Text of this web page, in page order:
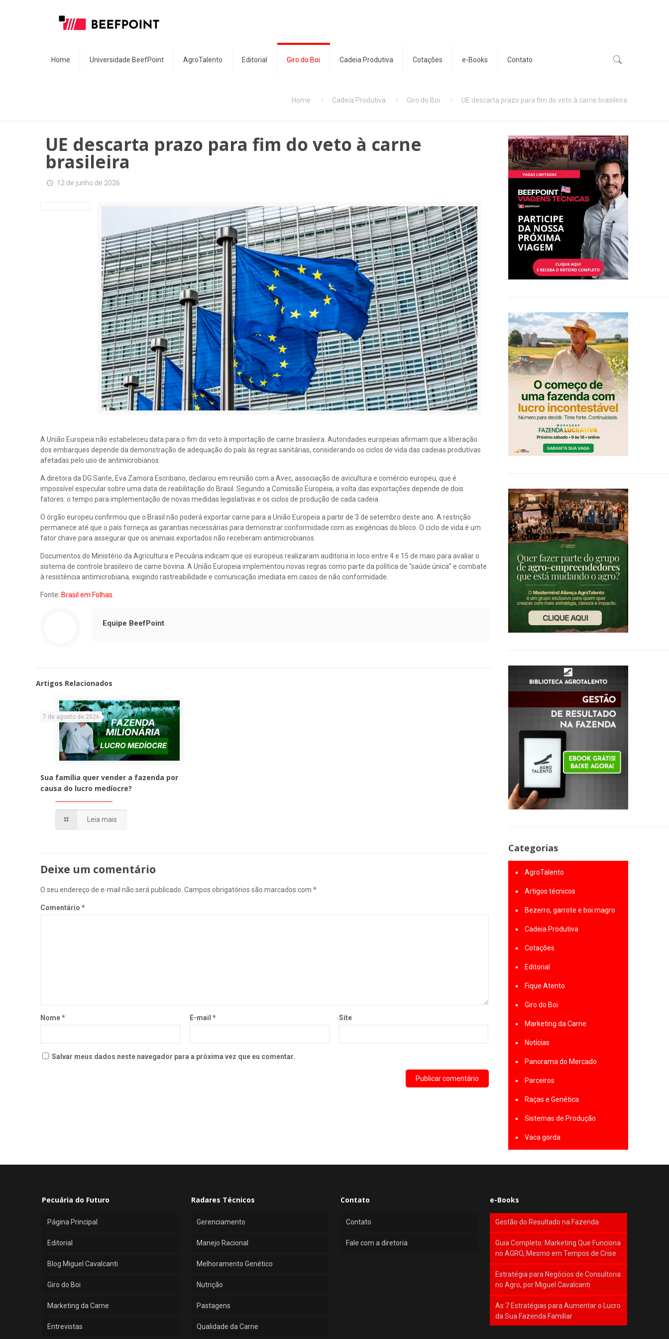
Home Universidade BeefPoint AgroTalento Editorial Giro do Boi Cadeia Produtiva Cotações e-Books Contato
Home Cadeia Produtiva Giro do Boi UE descarta prazo para fim do veto à carne brasileira
UE descarta prazo para fim do veto à carne
brasileira
12 de junho de 2026
A União Europeia não estabeleceu data para o fim do veto à importação de carne brasileira. Autoridades europeias afirmam que a liberação
dos embarques depende da demonstração de adequação do país às regras sanitárias, considerando os ciclos de vida das cadeias produtivas
afetadas pelo uso de antimicrobianos.
A diretora da DG Sante, Eva Zamora Escribano, declarou em reunião com a Avec, associação de avicultura e comércio europeu, que é
impossível especular sobre uma data de reabilitação do Brasil. Segundo a Comissão Europeia, a volta das exportações depende de dois
fatores: o tempo para implementação de novas medidas legislativas e os ciclos de produção de cada cadeia.
O órgão europeu confirmou que o Brasil não poderá exportar carne para a União Europeia a partir de 3 de setembro deste ano. A restrição
permanece até que o país forneça as garantias necessárias para demonstrar conformidade com as exigências do bloco. O ciclo de vida é um
fator chave para assegurar que os animais exportados não receberam antimicrobianos.
Documentos do Ministério da Agricultura e Pecuária indicam que os europeus realizaram auditoria in loco entre 4 e 15 de maio para avaliar o
sistema de controle brasileiro de carne bovina. A União Europeia implementou novas regras como parte da política de “saúde única” e combate
à resistência antimicrobiana, exigindo rastreabilidade e comunicação imediata em casos de não conformidade.
Fonte: Brasil em Folhas.
Equipe BeefPoint
Artigos Relacionados
7 de agosto de 2026
Sua família quer vender a fazenda por
causa do lucro medíocre?
Leia mais
Deixe um comentário
O seu endereço de e-mail não será publicado. Campos obrigatórios são marcados com*
Comentário*
Nome* E-mail* Site
Salvar meus dados neste navegador para a próxima vez que eu comentar.
Categorias
AgroTalento
Artigos técnicos
Bezerro, garrote e boi magro
Cadeia Produtiva
Cotações
Editorial
Fique Atento
Giro do Boi
Marketing da Carne
Notícias
Panorama do Mercado
Parceiros
Raças e Genética
Sistemas de Produção
Vaca gorda
Pecuária do Futuro
Página Principal
Editorial
Blog Miguel Cavalcanti
Giro do Boi
Marketing da Carne
Entrevistas
Radares Técnicos
Gerenciamento
Manejo Racional
Melhoramento Genético
Nutrição
Pastagens
Qualidade da Carne
Contato
Contato
Fale com a diretoria
e-Books
Gestão do Resultado na Fazenda
Guia Completo: Marketing Que Funciona
no AGRO, Mesmo em Tempos de Crise
Estratégia para Negócios de Consultoria
no Agro, por Miguel Cavalcanti
As 7 Estratégias para Aumentar o Lucro
da Sua Fazenda Familiar